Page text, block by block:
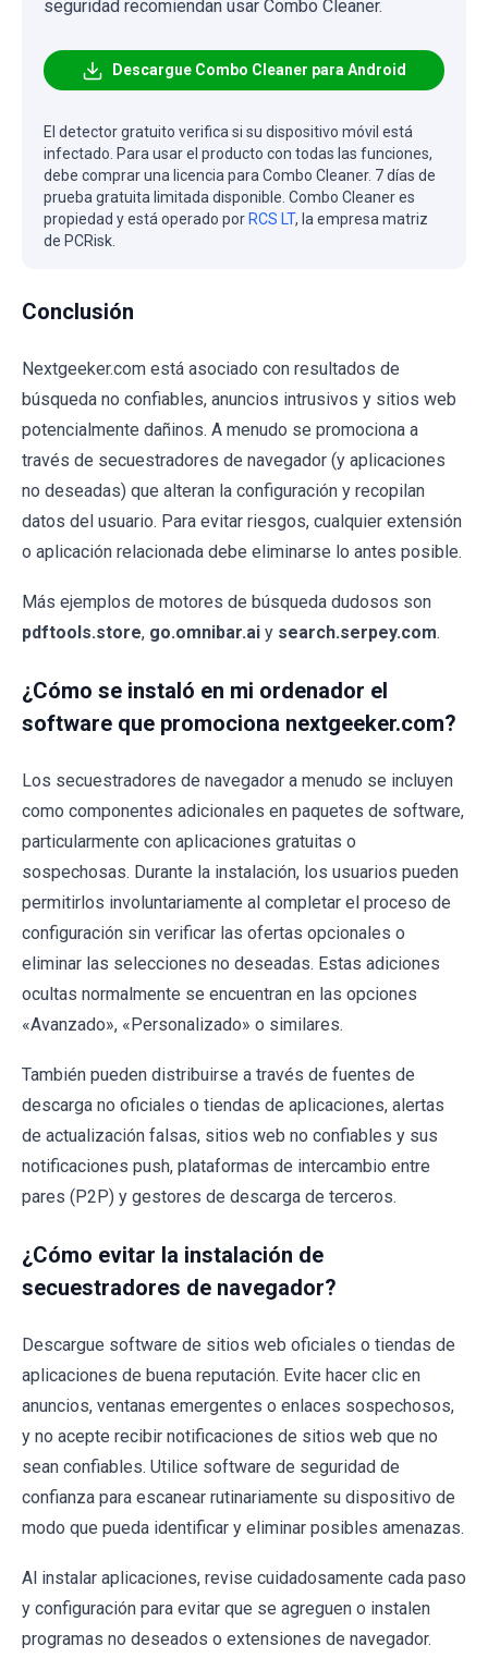
seguridad recomiendan usar Combo Cleaner.
Descargue Combo Cleaner para Android
El detector gratuito verifica si su dispositivo móvil está
infectado. Para usar el producto con todas las funciones,
debe comprar una licencia para Combo Cleaner. 7 días de
prueba gratuita limitada disponible. Combo Cleaner es
propiedad y está operado por RCS LT, la empresa matriz
de PCRisk.
Conclusión
Nextgeeker.com está asociado con resultados de
búsqueda no confiables, anuncios intrusivos y sitios web
potencialmente dañinos. A menudo se promociona a
través de secuestradores de navegador (y aplicaciones
no deseadas) que alteran la configuración y recopilan
datos del usuario. Para evitar riesgos, cualquier extensión
o aplicación relacionada debe eliminarse lo antes posible.
Más ejemplos de motores de búsqueda dudosos son
pdftools.store, go.omnibar.ai y search.serpey.com.
¿Cómo se instaló en mi ordenador el
software que promociona nextgeeker.com?
Los secuestradores de navegador a menudo se incluyen
como componentes adicionales en paquetes de software,
particularmente con aplicaciones gratuitas o
sospechosas. Durante la instalación, los usuarios pueden
permitirlos involuntariamente al completar el proceso de
configuración sin verificar las ofertas opcionales o
eliminar las selecciones no deseadas. Estas adiciones
ocultas normalmente se encuentran en las opciones
«Avanzado», «Personalizado» o similares.
También pueden distribuirse a través de fuentes de
descarga no oficiales o tiendas de aplicaciones, alertas
de actualización falsas, sitios web no confiables y sus
notificaciones push, plataformas de intercambio entre
pares (P2P) y gestores de descarga de terceros.
¿Cómo evitar la instalación de
secuestradores de navegador?
Descargue software de sitios web oficiales o tiendas de
aplicaciones de buena reputación. Evite hacer clic en
anuncios, ventanas emergentes o enlaces sospechosos,
y no acepte recibir notificaciones de sitios web que no
sean confiables. Utilice software de seguridad de
confianza para escanear rutinariamente su dispositivo de
modo que pueda identificar y eliminar posibles amenazas.
Al instalar aplicaciones, revise cuidadosamente cada paso
y configuración para evitar que se agreguen o instalen
programas no deseados o extensiones de navegador.